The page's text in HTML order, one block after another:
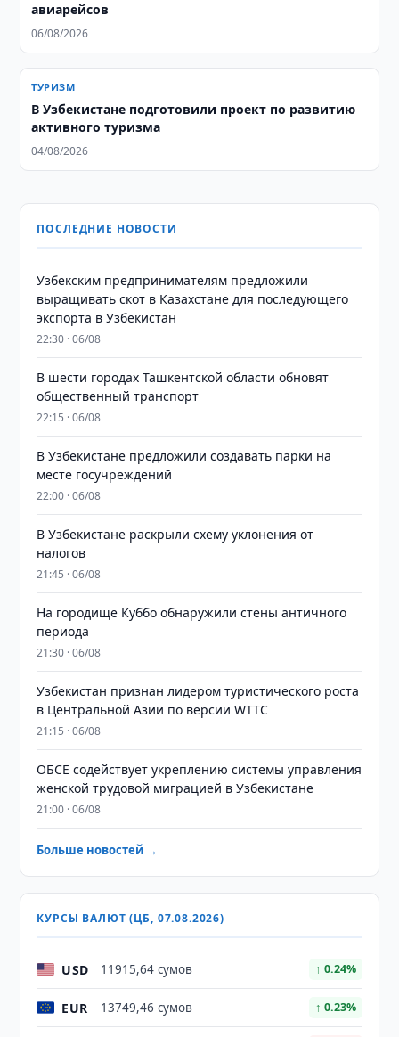
авиарейсов
06/08/2026
ТУРИЗМ
В Узбекистане подготовили проект по развитию
активного туризма
04/08/2026
ПОСЛЕДНИЕ НОВОСТИ
Узбекским предпринимателям предложили
выращивать скот в Казахстане для последующего
экспорта в Узбекистан
22:30 · 06/08
В шести городах Ташкентской области обновят
общественный транспорт
22:15 · 06/08
В Узбекистане предложили создавать парки на
месте госучреждений
22:00 · 06/08
В Узбекистане раскрыли схему уклонения от
налогов
21:45 · 06/08
На городище Куббо обнаружили стены античного
периода
21:30 · 06/08
Узбекистан признан лидером туристического роста
в Центральной Азии по версии WTTC
21:15 · 06/08
ОБСЕ содействует укреплению системы управления
женской трудовой миграцией в Узбекистане
21:00 · 06/08
Больше новостей →
КУРСЫ ВАЛЮТ (ЦБ, 07.08.2026)
USD 11915,64 сумов ↑ 0.24%
EUR 13749,46 сумов ↑ 0.23%